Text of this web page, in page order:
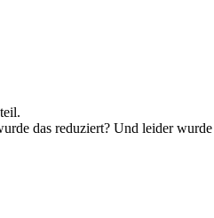
das reduziert? Und leider